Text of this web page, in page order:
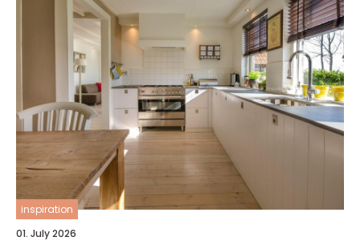
inspiration
01. July 2026